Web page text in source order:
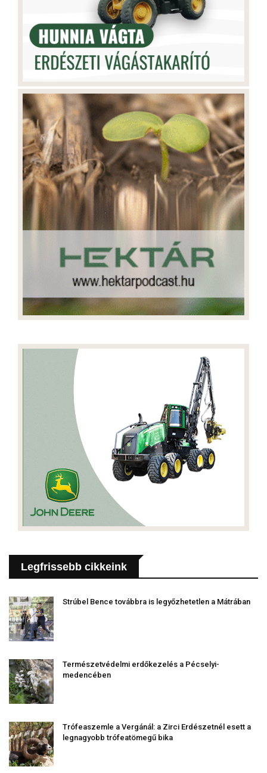
Legfrissebb cikkeink
Strúbel Bence továbbra is legyőzhetetlen a Mátrában
Természetvédelmi erdőkezelés a Pécselyi-
medencében
Trófeaszemle a Vergánál: a Zirci Erdészetnél esett a
legnagyobb trófeatömegű bika